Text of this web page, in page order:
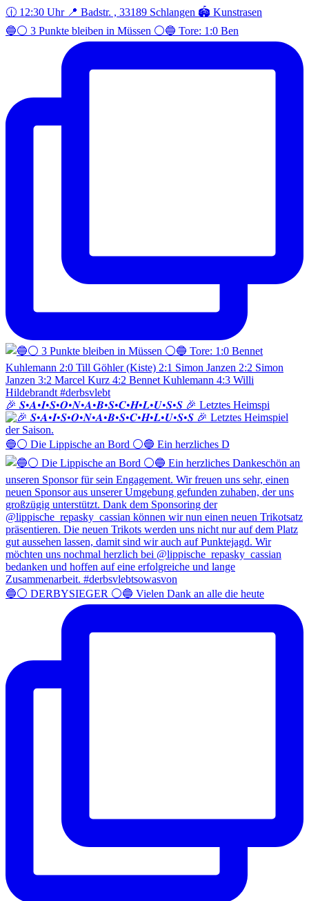
🔵⚪️ 3 Punkte bleiben in Müssen ⚪️🔵 Tore: 1:0 Ben
🎉 𝑺•𝑨•𝑰•𝑺•𝑶•𝑵•𝑨•𝑩•𝑺•𝑪•𝑯•𝑳•𝑼•𝑺•𝑺 🎉 Letztes Heimspi
🔵⚪️ Die Lippische an Bord ⚪️🔵 Ein herzliches D
🔵⚪️ DERBYSIEGER ⚪️🔵 Vielen Dank an alle die heute